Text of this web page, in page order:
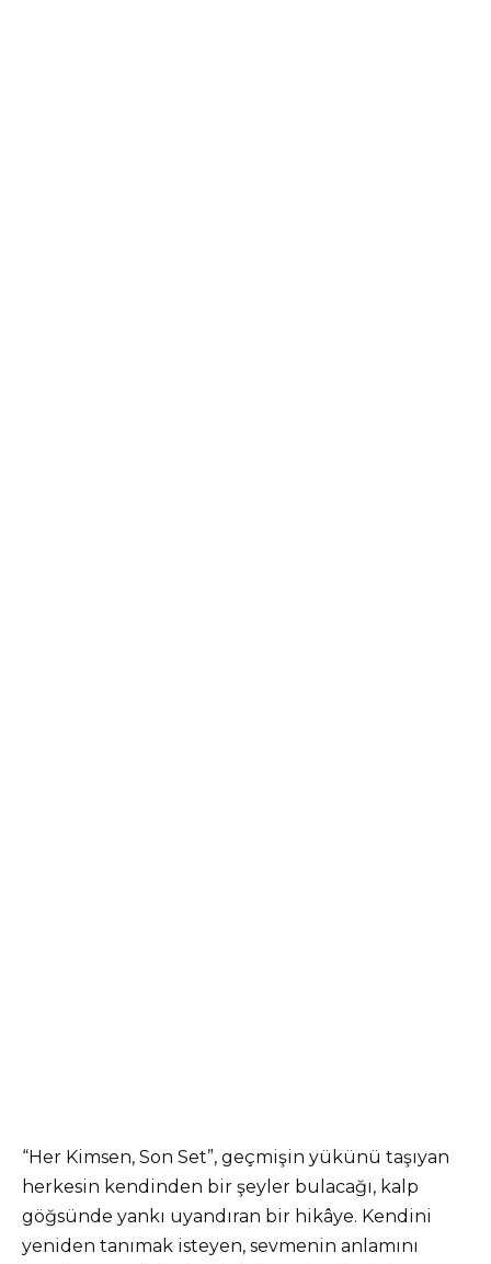
“Her Kimsen, Son Set”, geçmişin yükünü taşıyan
herkesin kendinden bir şeyler bulacağı, kalp
göğsünde yankı uyandıran bir hikâye. Kendini
yeniden tanımak isteyen, sevmenin anlamını